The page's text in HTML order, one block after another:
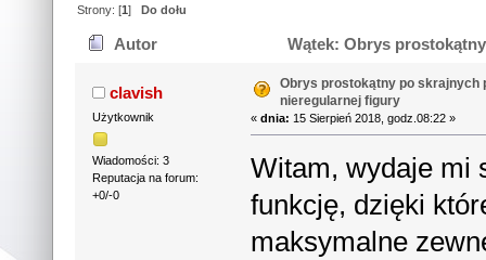
Strony: [1]Do dołu
Autor
Wątek: Obrys
clavish
Użytkownik
Wiadomości: 3
Reputacja na forum:
+0/-0
Obrys prostokątny po skrajnych
nieregularnej figury
«dnia: 15 Sierpień 2018, godz.08:22 »
Witam, wydaje mi
funkcję, dzięki
maksymalne